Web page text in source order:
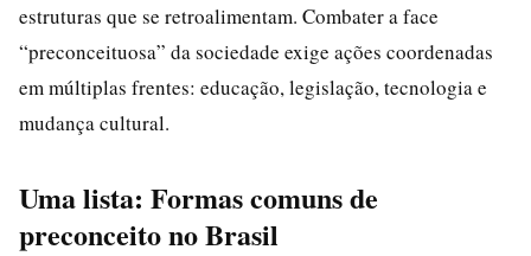
estruturas que se retroalimentam. Combater a face
“preconceituosa” da sociedade exige ações coordenadas
em múltiplas frentes: educação, legislação, tecnologia e
mudança cultural.
Uma lista: Formas comuns de
preconceito no Brasil